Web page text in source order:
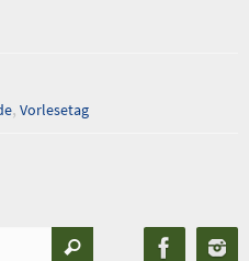
,Vorlesetag
Suchen